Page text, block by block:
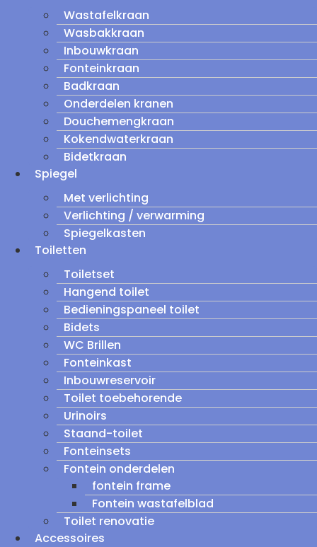
Wastafelkraan
Wasbakkraan
Inbouwkraan
Fonteinkraan
Badkraan
Onderdelen kranen
Douchemengkraan
Kokendwaterkraan
Bidetkraan
Spiegel
Met verlichting
Verlichting / verwarming
Spiegelkasten
Toiletten
Toiletset
Hangend toilet
Bedieningspaneel toilet
Bidets
WC Brillen
Fonteinkast
Inbouwreservoir
Toilet toebehorende
Urinoirs
Staand-toilet
Fonteinsets
Fontein onderdelen
fontein frame
Fontein wastafelblad
Toilet renovatie
Accessoires